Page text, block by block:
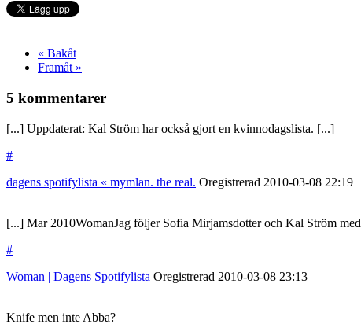
« Bakåt
Framåt »
5 kommentarer
[...] Uppdaterat: Kal Ström har också gjort en kvinnodagslista. [...]
#
dagens spotifylista « mymlan. the real. Oregistrerad 2010-03-08 22:19
[...] Mar 2010WomanJag följer Sofia Mirjamsdotter och Kal Ström
#
Woman | Dagens Spotifylista Oregistrerad 2010-03-08 23:13
Knife men inte Abba?